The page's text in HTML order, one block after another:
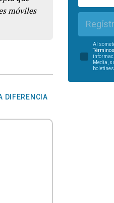
móviles
DIFERENCIA
Al
Media,